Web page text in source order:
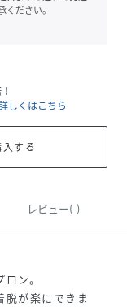
ださい。
しくはこちら
する
レビュー(-)
ン。
が楽にできま